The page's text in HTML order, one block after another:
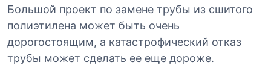
Большой проект по замене трубы из сшитого
полиэтилена может быть очень
дорогостоящим, а катастрофический отказ
трубы может сделать ее еще дороже.